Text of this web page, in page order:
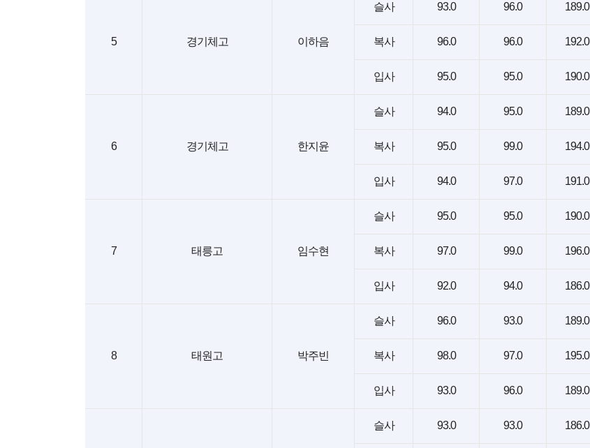
5 경기체고 이하음
슬사 93.0 96.0 189.0
복사 96.0 96.0 192.0
입사 95.0 95.0 190.0
6 경기체고 한지윤
슬사 94.0 95.0 189.0
복사 95.0 99.0 194.0
입사 94.0 97.0 191.0
7 태릉고 임수현
슬사 95.0 95.0 190.0
복사 97.0 99.0 196.0
입사 92.0 94.0 186.0
8 태원고 박주빈
슬사 96.0 93.0 189.0
복사 98.0 97.0 195.0
입사 93.0 96.0 189.0
슬사 93.0 93.0 186.0